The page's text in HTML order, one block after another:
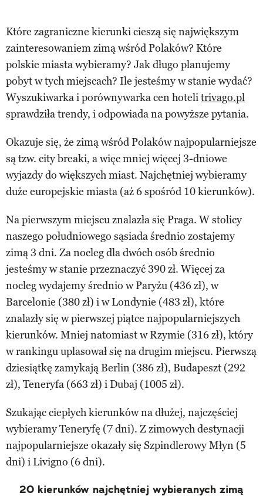
Które zagraniczne kierunki cieszą się największym
zainteresowaniem zimą wśród Polaków? Które
polskie miasta wybieramy? Jak długo planujemy
pobyt w tych miejscach? Ile jesteśmy w stanie wydać?
Wyszukiwarka i porównywarka cen hotelitrivago.pl
sprawdziła trendy, i odpowiada na powyższe pytania.
Okazuje się, że zimą wśród Polaków najpopularniejsze
są tzw. city breaki, a więc mniej więcej 3-dniowe
wyjazdy do większych miast. Najchętniej wybieramy
duże europejskie miasta (aż 6 spośród 10 kierunków).
Na pierwszym miejscu znalazła się Praga. W stolicy
naszego południowego sąsiada średnio zostajemy
zimą 3 dni. Za nocleg dla dwóch osób średnio
jesteśmy w stanie przeznaczyć 390 zł. Więcej za
nocleg wydajemy średnio w Paryżu (436 zł), w
Barcelonie (380 zł) i w Londynie (483 zł), które
znalazły się w pierwszej piątce najpopularniejszych
kierunków. Mniej natomiast w Rzymie (316 zł), który
w rankingu uplasował się na drugim miejscu. Pierwszą
dziesiątkę zamykają Berlin (386 zł), Budapeszt (292
zł), Teneryfa (663 zł) i Dubaj (1005 zł).
Szukając ciepłych kierunków na dłużej, najczęściej
wybieramy Teneryfę (7 dni). Z zimowych destynacji
najpopularniejsze okazały się Szpindlerowy Młyn (5
dni) i Livigno (6 dni).
20 kierunków najchętniej wybieranych zimą